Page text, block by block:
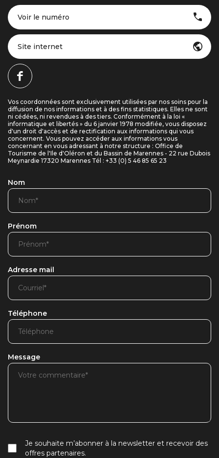
Voir le numéro
Site internet
Vos coordonnées sont exclusivement utilisées par nos soins pour la
diffusion de nos informations et à des fins statistiques. Elles ne sont
ni cédées, ni revendues à des tiers. Conformément à la loi «
informatique et libertés » du 6 janvier 1978 modifiée, vous disposez
d'un droit d'accès et de rectification aux informations qui vous
concernent. Vous pouvez accéder aux informations vous
concernant en vous adressant à notre structure : Office de
Tourisme de l'Ile d'Oléron et du Bassin de Marennes - 22 rue Dubois
Meynardie 17320 Marennes Tél : +33 (0) 5 46 85 65 23
Nom
Prénom
Adresse mail
Téléphone
Message
Je souhaite m’abonner à la newsletter et recevoir des
offres partenaires.